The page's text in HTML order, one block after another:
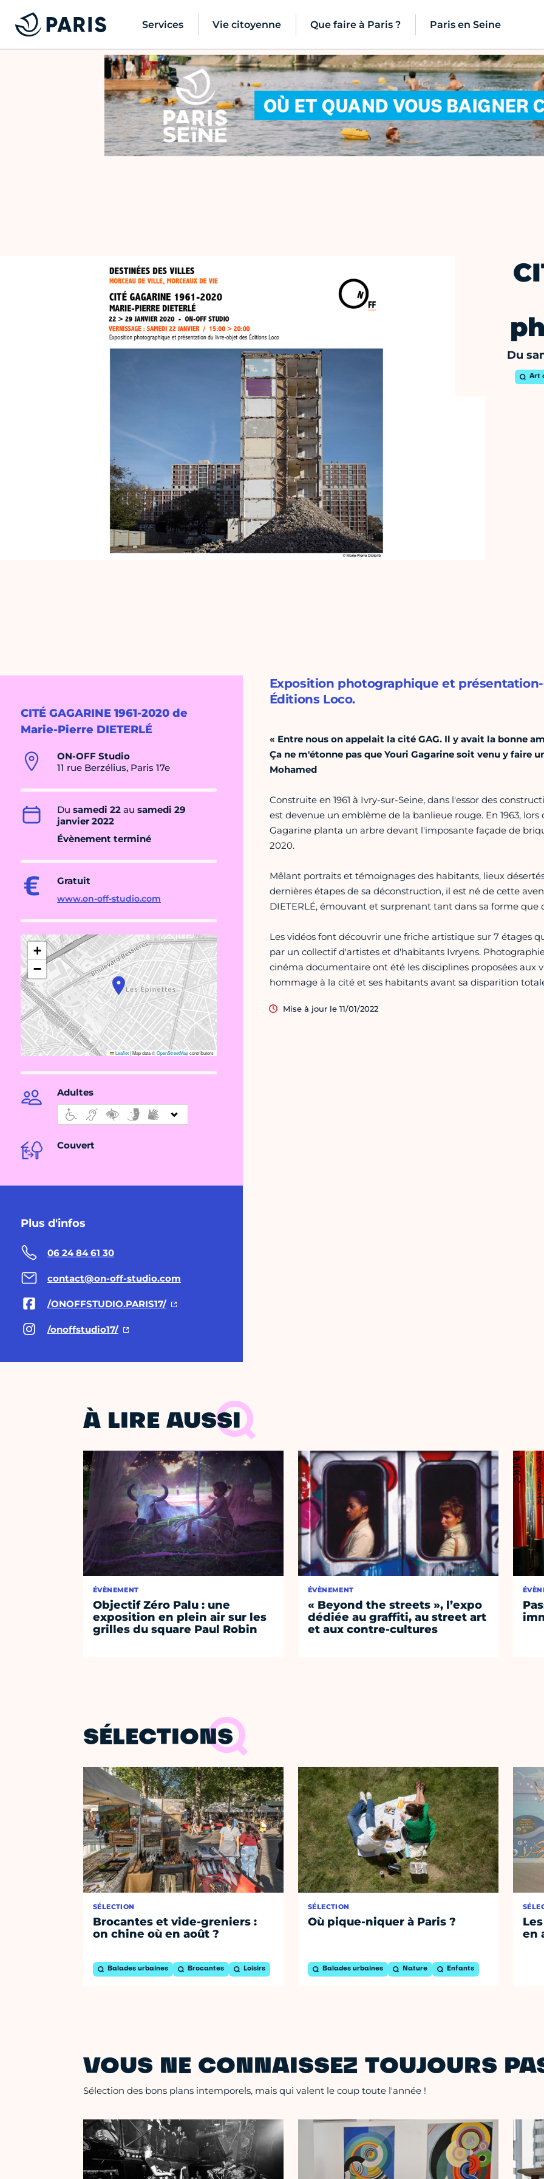
Services Vie citoyenne Que faire à Paris ? Paris en Seine
Du
Art
CITÉ GAGARINE 1961-2020 de
Marie-Pierre DIETERLÉ
ON-OFF Studio
11 rue Berzélius, Paris 17e
Du samedi 22 au samedi 29
janvier 2022
Évènement terminé
Gratuit
www.on-off-studio.com
+
−
Leaflet|Map data ©OpenStreetMapcontributors
Adultes
Couvert
Plus d'infos
06 24 84 61 30
contact@on-off-studio.com
/ONOFFSTUDIO.PARIS17/
/onoffstudio17/
Exposition photographique et
Éditions Loco.
« Entre nous on appelait la cité GAG. Il y avait la bonne
Ça ne m'étonne pas que Youri Gagarine soit venu y faire
Mohamed
Construite en 1961 à Ivry-sur-Seine, dans l'essor des
est devenue un emblème de la banlieue rouge. En 1963,
Gagarine planta un arbre devant l'imposante façade de
2020.
Mêlant portraits et témoignages des habitants, lieux
dernières étapes de sa déconstruction, il est né de cette
DIETERLÉ, émouvant et surprenant tant dans sa forme que
Les vidéos font découvrir une friche artistique sur 7 étages
par un collectif d'artistes et d'habitants Ivryens.
cinéma documentaire ont été les disciplines proposées aux
hommage à la cité et ses habitants avant sa disparition
Mise à jour le 11/01/2022
À LIRE AUSSI
ÉVÈNEMENT
Objectif Zéro Palu : une
exposition en plein air sur les
grilles du square Paul Robin
ÉVÈNEMENT
« Beyond the streets », l’expo
dédiée au graffiti, au street art
et aux contre-cultures
SÉLECTIONS
SÉLECTION
Brocantes et vide-greniers :
on chine où en août ?
Balades urbaines Brocantes Loisirs
SÉLECTION
Où pique-niquer à Paris ?
Balades urbaines Nature Enfants
en
VOUS NE CONNAISSEZ TOUJOURS
Sélection des bons plans intemporels, mais qui valent le coup toute l'année !